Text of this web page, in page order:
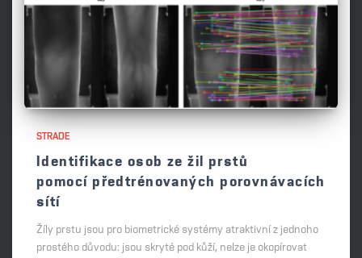
STRADE
Identifikace osob ze žil prstů
pomocí předtrénovaných porovnávacích
sítí
Žíly prstu jsou pro biometrické systémy atraktivní z jednoho
prostého důvodu: jsou skryté pod kůží, nelze je okopírovat